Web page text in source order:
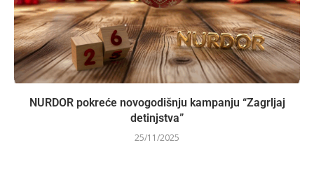
NURDOR pokreće novogodišnju kampanju “Zagrljaj
detinjstva”
25/11/2025